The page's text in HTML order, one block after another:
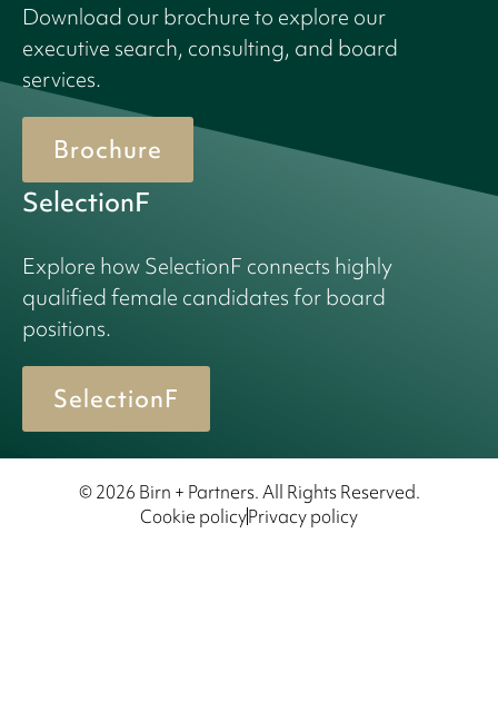
Download our brochure to explore our
executive search, consulting, and board
services.
Brochure
SelectionF
Explore how SelectionF connects highly
qualified female candidates for board
positions.
SelectionF
© 2026 Birn + Partners. All Rights Reserved.
Cookie policyPrivacy policy